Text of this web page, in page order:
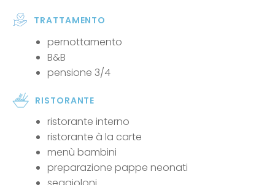
TRATTAMENTO
pernottamento
B&B
pensione 3/4
RISTORANTE
ristorante interno
ristorante à la carte
menù bambini
preparazione pappe neonati